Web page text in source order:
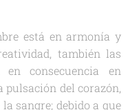
está en armonía y
también las
consecuencia en
del corazón,
sangre; debido a que